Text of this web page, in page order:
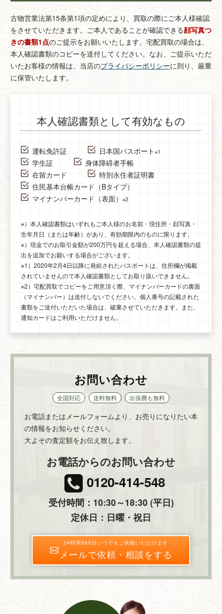
古物営業法第15条第1項の定めにより、買取の際にご本人様確認
をさせていただきます。 ご本人であることが確認できる顔写真つ
きの書類1点のご提示をお願いいたします。 宅配買取の場合は、
本人確認書類のコピーを送付してください。 なお、ご提示いただ
いたお客様の情報は、当店のプライバシーポリシーに則り、厳重
に保管いたします。
本人確認書類として有効なもの
運転免許証 日本国パスポート ※1
学生証
身体障碍者手帳
在留カード
特別永住者証明書
住民基本台帳カード（Bタイプ）
マイナンバーカード（表面） ※2
※）本人確認書類はいずれもご本人様のお名前・現住所・顔写真・
生年月日（または年齢）があり、有効期限内のものに限ります。
※）現金でのお取引金額が200万円を超える場合、本人確認書類の提
出を追加でお願いする場合がございます。
※1）2020年2月4日以降に発給されたパスポートは、住所欄が掲載
されていませんので本人確認書類としてお取り扱いできません。
※2）宅配買取でコピーをご用意頂く際、マイナンバーカードの裏面
（マイナンバー）は送付しないでください。個人番号の記載された
書類をご送付いただいた場合は、破棄させていただきます。また、
通知カードはご利用いただけません。
お問い合わせ
全国対応 送料無料 出張費も無料
お電話またはメールフォームより、お売りになりたい本
の情報をお知らせください。
大よその査定額をお伝え致します。
お電話からのお問い合わせ
0120-414-548
受付時間：10:30～18:30 (平日)
定休日：日曜・祝日
24時間365日いつでもご依頼いただけます
メールで依頼・相談をする